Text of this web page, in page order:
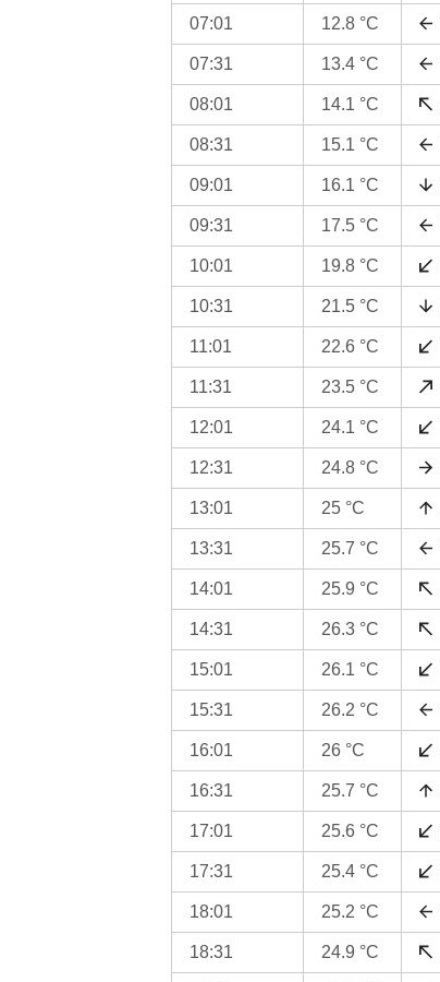
07:01 12.8 °C
07:31 13.4 °C
08:01 14.1 °C
08:31 15.1 °C
09:01 16.1 °C
09:31 17.5 °C
10:01 19.8 °C
10:31 21.5 °C
11:01 22.6 °C
11:31 23.5 °C
12:01 24.1 °C
12:31 24.8 °C
13:01 25 °C
13:31 25.7 °C
14:01 25.9 °C
14:31 26.3 °C
15:01 26.1 °C
15:31 26.2 °C
16:01 26 °C
16:31 25.7 °C
17:01 25.6 °C
17:31 25.4 °C
18:01 25.2 °C
18:31 24.9 °C